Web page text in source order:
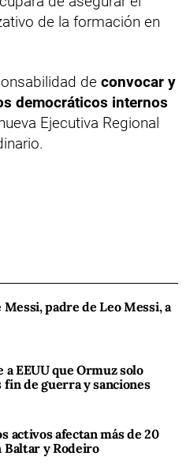
de la formación en
de convocar y
democráticos internos
Ejecutiva Regional
Messi, padre de Leo Messi, a
EEUU que Ormuz solo
de guerra y sanciones
activos afectan más de 20
Baltar y Rodeiro